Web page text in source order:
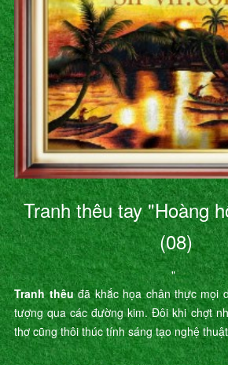
Tranh thêu tay "Hoàng
(08)
"
Tranh thêuđã khắc họa chân thực mọi
tượng qua các đường kim. Đôi khi chợt
thơ cũng thôi thúc tính sáng tạo nghệ